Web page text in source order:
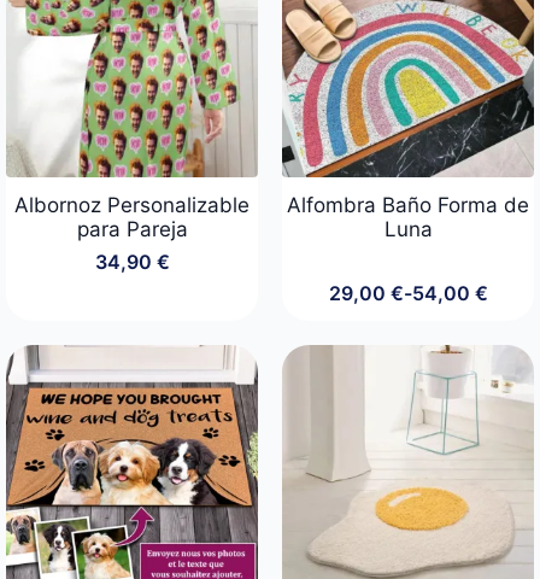
Albornoz Personalizable
para Pareja
34,90 €
Alfombra Baño Forma de
Luna
29,00 €-54,00 €
Rango
precios:
desde
29,00 €
hasta
54,00 €